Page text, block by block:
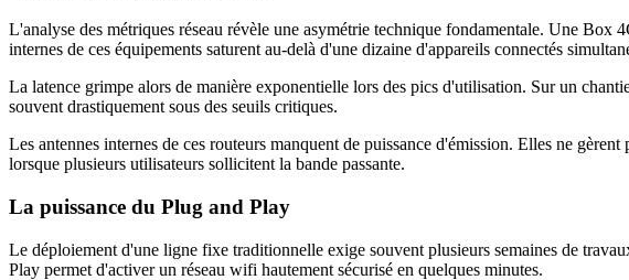
L'analyse des métriques réseau révèle une asymétrie technique fondamentale. Une
internes de ces équipements saturent au-delà d'une dizaine d'appareils connectés
La latence grimpe alors de manière exponentielle lors des pics d'utilisation. Sur un
souvent drastiquement sous des seuils critiques.
Les antennes internes de ces routeurs manquent de puissance d'émission. Elles ne
lorsque plusieurs utilisateurs sollicitent la bande passante.
La puissance du Plug and Play
Le déploiement d'une ligne fixe traditionnelle exige souvent plusieurs semaines de
Play permet d'activer un réseau wifi hautement sécurisé en quelques minutes.